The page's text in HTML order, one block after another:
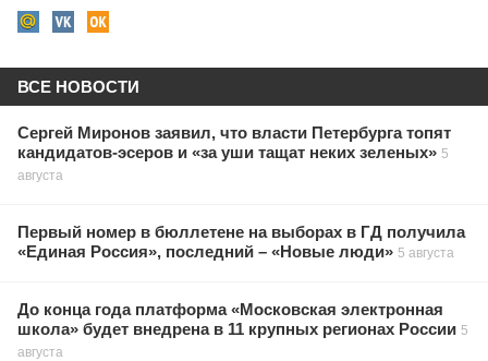
ВСЕ НОВОСТИ
Сергей Миронов заявил, что власти Петербурга топят
кандидатов-эсеров и «за уши тащат неких зеленых» 5
августа
Первый номер в бюллетене на выборах в ГД получила
«Единая Россия», последний – «Новые люди» 5 августа
До конца года платформа «Московская электронная
школа» будет внедрена в 11 крупных регионах России 5
августа